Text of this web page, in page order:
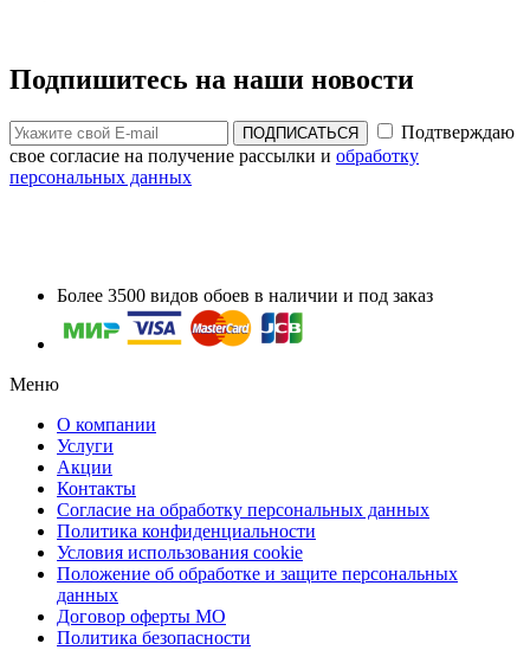
Подпишитесь на наши новости
ПОДПИСАТЬСЯ
Подтверждаю
свое согласие на получение рассылки и обработку
персональных данных
Более 3500 видов обоев в наличии и под заказ
Меню
О компании
Услуги
Акции
Контакты
Согласие на обработку персональных данных
Политика конфиденциальности
Условия использования cookie
Положение об обработке и защите персональных
данных
Договор оферты МО
Политика безопасности